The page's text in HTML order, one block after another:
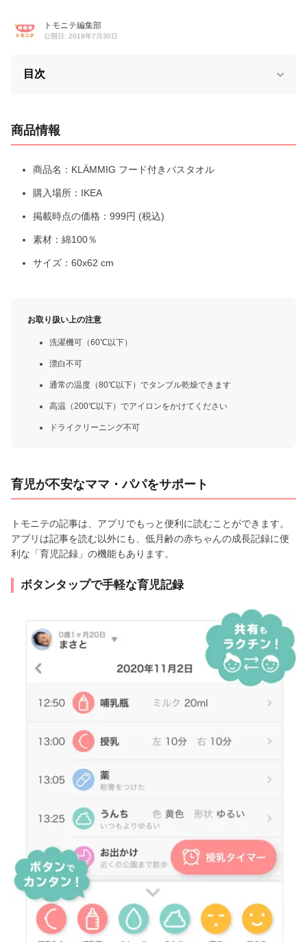
トモニテ編集部
公開日: 2019年7月30日
目次
商品情報
商品名：KLÄMMIG フード付きバスタオル
購入場所：IKEA
掲載時点の価格：999円 (税込)
素材：綿100％
サイズ：60x62 cm
お取り扱い上の注意
洗濯機可（60℃以下）
漂白不可
通常の温度（80℃以下）でタンブル乾燥できます
高温（200℃以下）でアイロンをかけてください
ドライクリーニング不可
育児が不安なママ・パパをサポート
トモニテの記事は、アプリでもっと便利に読むことができます。
アプリは記事を読む以外にも、低月齢の赤ちゃんの成長記録に便
利な「育児記録」の機能もあります。
ボタンタップで手軽な育児記録